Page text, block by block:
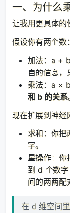
一、为什么
让我用更具体的
假设你有两个数
加法：a +
自的信息，
乘法：a ×
和 b 的关系。
现在扩展到神经
求和：你把
字。
星操作：你
到 d 个数
间的两两
在 d 维空间